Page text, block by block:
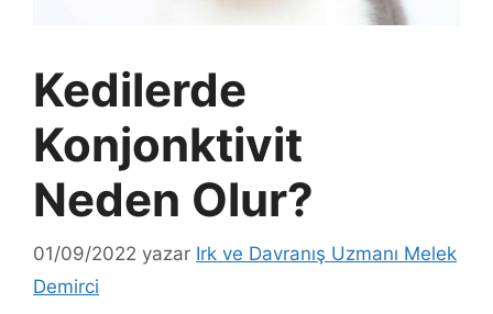
Kedilerde
Konjonktivit
Neden Olur?
01/09/2022 yazar Irk ve Davranış Uzmanı Melek
Demirci